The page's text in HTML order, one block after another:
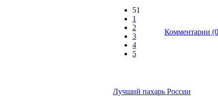
51
1
2
3
4
5
Комментарии
Лучший пахарь России